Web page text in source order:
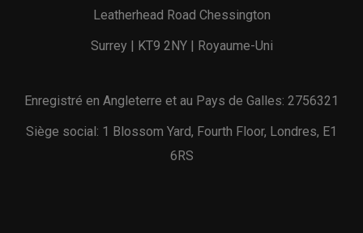
Leatherhead Road Chessington
Surrey | KT9 2NY | Royaume-Uni
Enregistré en Angleterre et au Pays de Galles: 2756321
Siège social: 1 Blossom Yard, Fourth Floor, Londres, E1
6RS